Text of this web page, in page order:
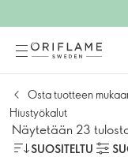
Osta tuotteen
Hiustyökalut
Näytetään 23
SUOSITELTU